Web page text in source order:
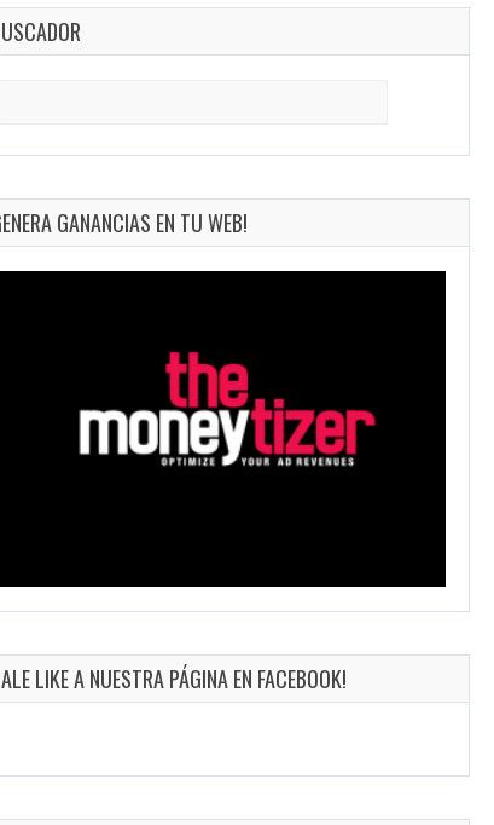
GANANCIAS EN TU WEB!
LIKE A NUESTRA PÁGINA EN FACEBOOK!